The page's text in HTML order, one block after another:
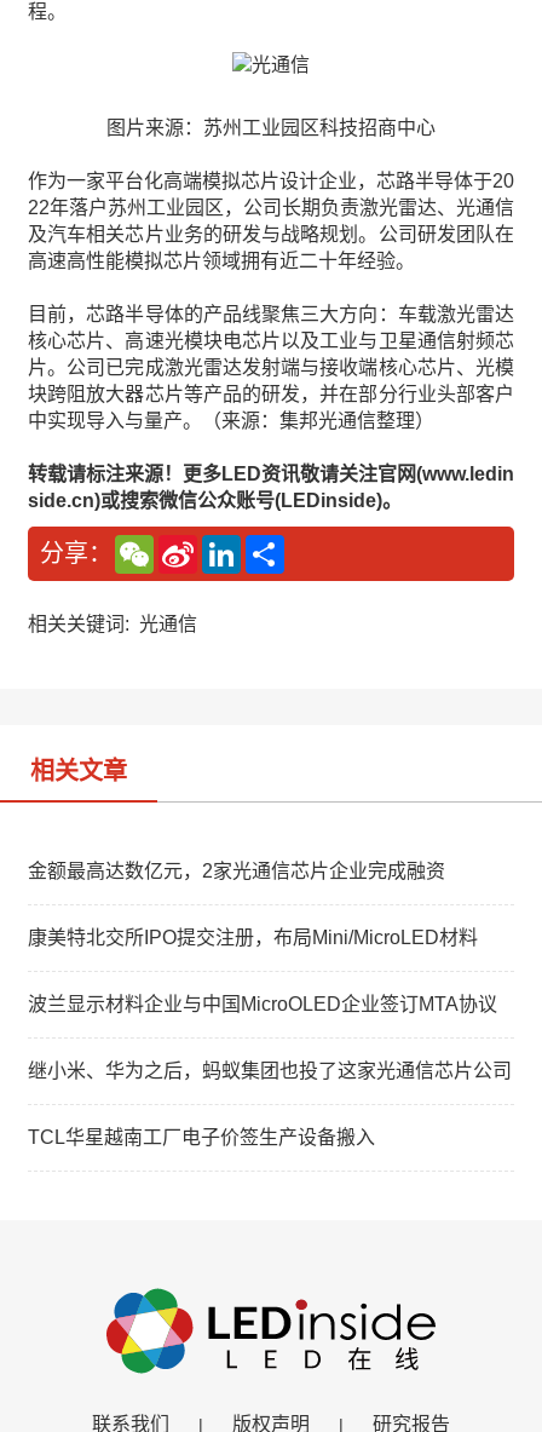
程。
图片来源：苏州工业园区科技招商中心
作为一家平台化高端模拟芯片设计企业，芯路半导体于20
22年落户苏州工业园区，公司长期负责激光雷达、光通信
及汽车相关芯片业务的研发与战略规划。公司研发团队在
高速高性能模拟芯片领域拥有近二十年经验。
目前，芯路半导体的产品线聚焦三大方向：车载激光雷达
核心芯片、高速光模块电芯片以及工业与卫星通信射频芯
片。公司已完成激光雷达发射端与接收端核心芯片、光模
块跨阻放大器芯片等产品的研发，并在部分行业头部客户
中实现导入与量产。（来源：集邦光通信整理）
转载请标注来源！更多LED资讯敬请关注官网(www.ledin
side.cn)或搜索微信公众账号(LEDinside)。
分享：
W
e
C
a
S
n
L
n
相关关键词: 光通信
相关文章
金额最高达数亿元，2家光通信芯片企业完成融资
康美特北交所IPO提交注册，布局Mini/MicroLED材料
波兰显示材料企业与中国MicroOLED企业签订MTA协议
继小米、华为之后，蚂蚁集团也投了这家光通信芯片公司
TCL华星越南工厂电子价签生产设备搬入
联系我们 | 版权声明 | 研究报告